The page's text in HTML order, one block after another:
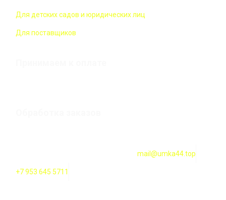
Для детских садов и юридических лиц
Для поставщиков
mail@umka44.top
+7 953 645 5711